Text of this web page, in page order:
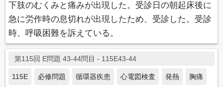
下肢のむくみと痛みが出現した。受診日の朝起床後に
急に労作時の息切れが出現したため、受診した。受診
時、呼吸困難を訴えている。
第115回 E問題 43-44問目 - 115E43-44
115E 必修問題 循環器疾患 心電図検査 発熱 胸痛